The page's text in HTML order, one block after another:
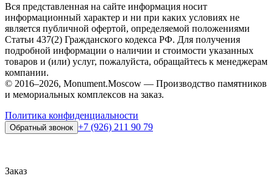
Вся представленная на сайте информация носит
информационный характер и ни при каких условиях не
является публичной офертой, определяемой положениями
Статьи 437(2) Гражданского кодекса РФ. Для получения
подробной информации о наличии и стоимости указанных
товаров и (или) услуг, пожалуйста, обращайтесь к менеджерам
компании.
© 2016–2026, Monument.Moscow — Производство памятников
и мемориальных комплексов на заказ.
Политика конфиденциальности
Обратный звонок +7 (926) 211 90 79
Заказ